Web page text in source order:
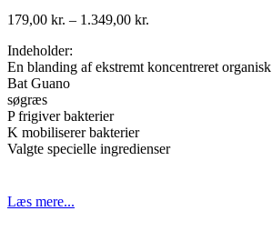
179,00 kr. – 1.349,00 kr.
1.349,00 kr.
Indeholder:
En blanding af ekstremt koncentreret
Bat Guano
søgræs
P frigiver bakterier
K mobiliserer bakterier
Valgte specielle ingredienser
Læs mere...